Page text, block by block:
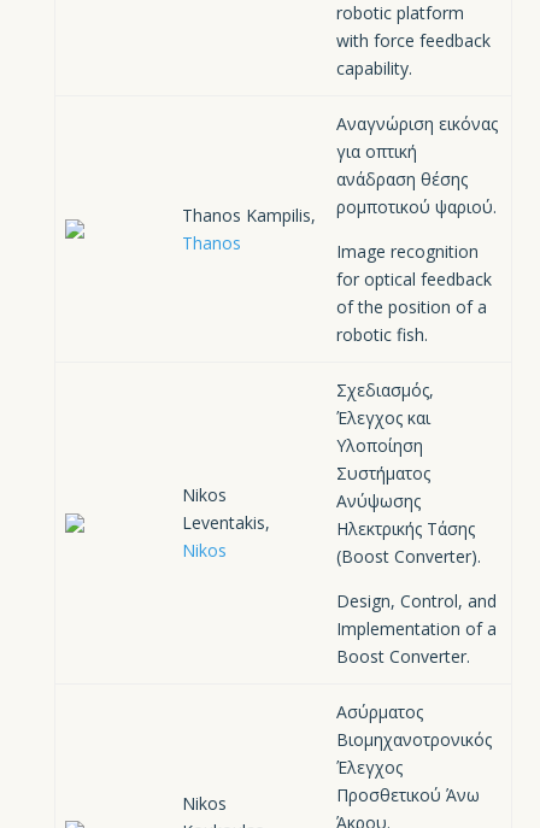
robotic platform
with force feedback
capability.
Thanos Kampilis,
Thanos
Αναγνώριση εικόνας
για οπτική
ανάδραση θέσης
ρομποτικού ψαριού.
Image recognition
for optical feedback
of the position of a
robotic fish.
Nikos
Leventakis,
Nikos
Σχεδιασμός,
Έλεγχος και
Υλοποίηση
Συστήματος
Ανύψωσης
Ηλεκτρικής Τάσης
(Boost Converter).
Design, Control, and
Implementation of a
Boost Converter.
Nikos
Ασύρματος
Βιομηχανοτρονικός
Έλεγχος
Προσθετικού Άνω
Άκρου.